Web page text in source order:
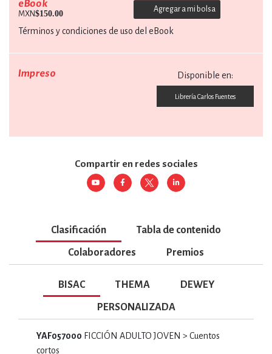
eBook
MXN$150.00 Agregar a mi bolsa
Términos y condiciones de uso del eBook
Impreso Disponible en:
Librería Carlos Fuentes
Compartir en redes sociales
Clasificación Tabla de contenido
Colaboradores Premios
BISAC THEMA DEWEY
PERSONALIZADA
YAF057000 FICCIÓN ADULTO JOVEN > Cuentos
cortos